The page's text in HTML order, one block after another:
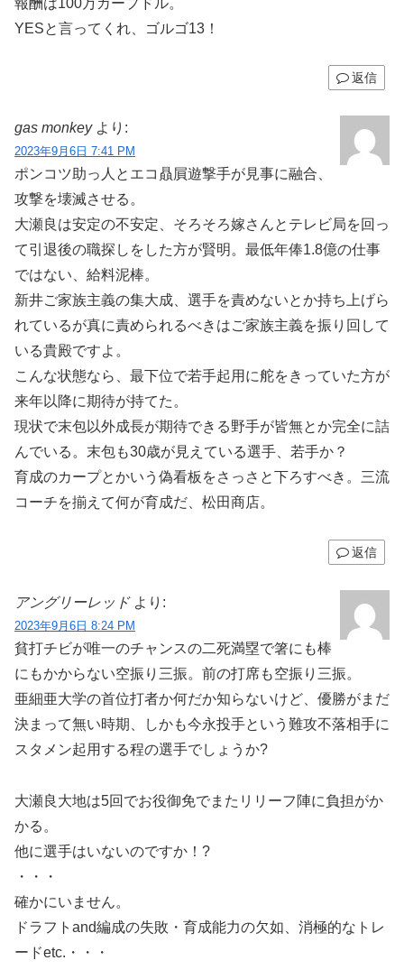
YESと言ってくれ、ゴルゴ13！
返信
gas monkey より:
2023年9月6日 7:41 PM
ポンコツ助っ人とエコ贔屓遊撃手が見事に融合、
攻撃を壊滅させる。
大瀬良は安定の不安定、そろそろ嫁さんとテレビ局を回っ
て引退後の職探しをした方が賢明。最低年俸1.8億の仕事
ではない、給料泥棒。
新井ご家族主義の集大成、選手を責めないとか持ち上げら
れているが真に責められるべきはご家族主義を振り回して
いる貴殿ですよ。
こんな状態なら、最下位で若手起用に舵をきっていた方が
来年以降に期待が持てた。
現状で末包以外成長が期待できる野手が皆無とか完全に詰
んでいる。末包も30歳が見えている選手、若手か？
育成のカープとかいう偽看板をさっさと下ろすべき。三流
コーチを揃えて何が育成だ、松田商店。
返信
アングリーレッド より:
2023年9月6日 8:24 PM
貧打チビが唯一のチャンスの二死満塁で箸にも棒
にもかからない空振り三振。前の打席も空振り三振。
亜細亜大学の首位打者か何だか知らないけど、優勝がまだ
決まって無い時期、しかも今永投手という難攻不落相手に
スタメン起用する程の選手でしょうか?
大瀬良大地は5回でお役御免でまたリリーフ陣に負担がか
かる。
他に選手はいないのですか！?
・・・
確かにいません。
ドラフトand編成の失敗・育成能力の欠如、消極的なトレ
ードetc.・・・